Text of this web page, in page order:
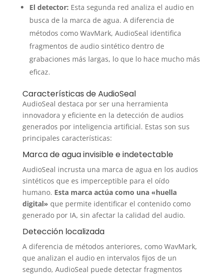
El detector: Esta segunda red analiza el audio en
busca de la marca de agua. A diferencia de
métodos como WavMark, AudioSeal identifica
fragmentos de audio sintético dentro de
grabaciones más largas, lo que lo hace mucho más
eficaz.
Características de AudioSeal
AudioSeal destaca por ser una herramienta
innovadora y eficiente en la detección de audios
generados por inteligencia artificial. Estas son sus
principales características:
Marca de agua invisible e indetectable
AudioSeal incrusta una marca de agua en los audios
sintéticos que es imperceptible para el oído
humano. Esta marca actúa como una «huella
digital» que permite identificar el contenido como
generado por IA, sin afectar la calidad del audio.
Detección localizada
A diferencia de métodos anteriores, como WavMark,
que analizan el audio en intervalos fijos de un
segundo, AudioSeal puede detectar fragmentos